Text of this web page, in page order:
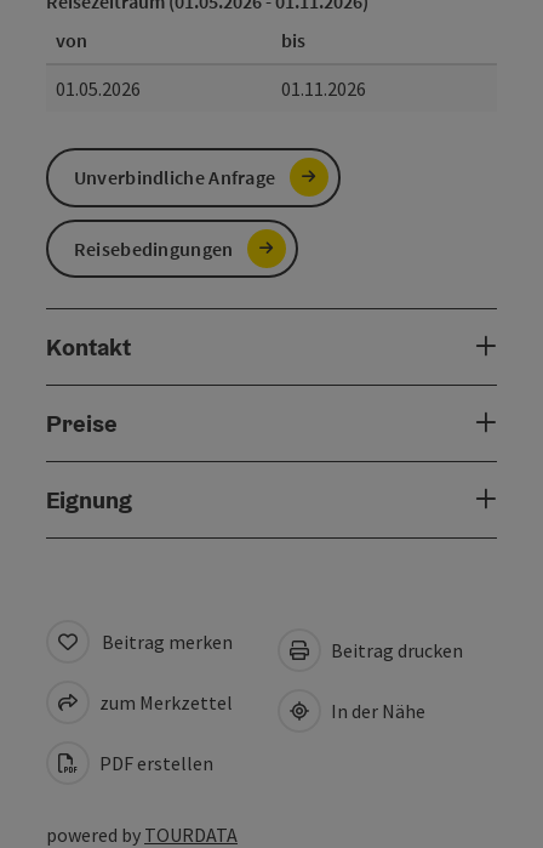
von
bis
01.05.2026
01.11.2026
Unverbindliche Anfrage
Reisebedingungen
Kontakt
Preise
Eignung
Beitrag merken
zum Merkzettel
PDF erstellen
Beitrag drucken
In der Nähe
powered by TOURDATA